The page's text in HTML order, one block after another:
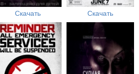
Скачать Скачать